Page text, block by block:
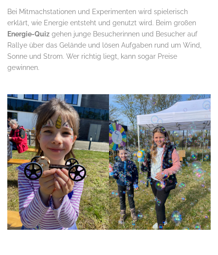
Bei Mitmachstationen und Experimenten wird spielerisch
erklärt, wie Energie entsteht und genutzt wird. Beim großen
Energie-Quiz gehen junge Besucherinnen und Besucher auf
Rallye über das Gelände und lösen Aufgaben rund um Wind,
Sonne und Strom. Wer richtig liegt, kann sogar Preise
gewinnen.